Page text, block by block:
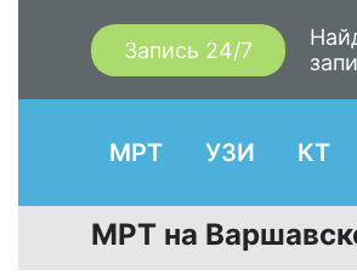
Запись 24/7
МРТ УЗИ КТ
МРТ на